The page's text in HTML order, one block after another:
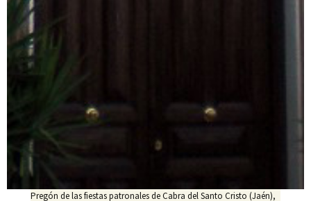
Pregón de las fiestas patronales de Cabra del Santo Cristo (Jaén),